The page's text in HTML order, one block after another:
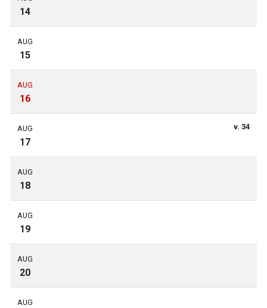
14
AUG
15
AUG
16
AUG
17
v. 34
AUG
18
AUG
19
AUG
20
AUG